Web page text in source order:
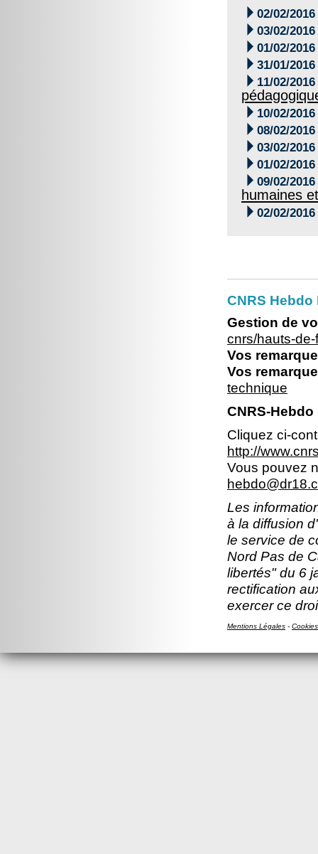
 02/02/2016
 03/02/2016
 01/02/2016
 31/01/2016
 11/02/2016
 10/02/2016
 08/02/2016
 03/02/2016
 01/02/2016
 09/02/2016
humaines
 02/02/2016
CNRS
Gestion de
cnrs/hauts-
Vos
Vos
technique
CNRS-
Cliquez ci-
http://
Vous pouvez
Les
à la diffusion
le service de
Nord Pas de
libertés" du 6
rectification
exercer ce
Mentions Légales - Cookies